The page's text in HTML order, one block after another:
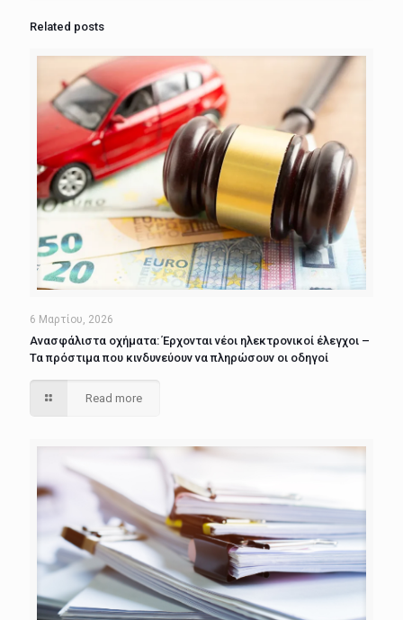
Related posts
6 Μαρτίου, 2026
Ανασφάλιστα οχήματα: Έρχονται νέοι ηλεκτρονικοί έλεγχοι –
Τα πρόστιμα που κινδυνεύουν να πληρώσουν οι οδηγοί
Read more